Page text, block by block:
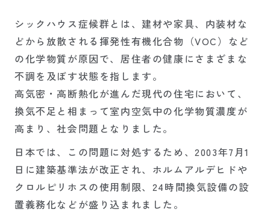
シックハウス症候群とは、建材や家具、内装材な
どから放散される揮発性有機化合物（VOC）など
の化学物質が原因で、居住者の健康にさまざまな
不調を及ぼす状態を指します。
高気密・高断熱化が進んだ現代の住宅において、
換気不足と相まって室内空気中の化学物質濃度が
高まり、社会問題となりました。
日本では、この問題に対処するため、2003年7月1
日に建築基準法が改正され、ホルムアルデヒドや
クロルピリホスの使用制限、24時間換気設備の設
置義務化などが盛り込まれました。